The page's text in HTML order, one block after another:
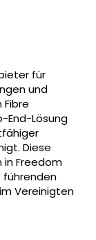
für
und
End-Lösung
Diese
Freedom
führenden
Vereinigten